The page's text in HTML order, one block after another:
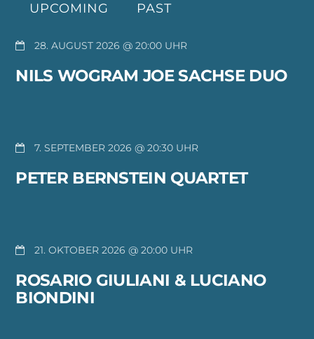
UPCOMING PAST
28. AUGUST 2026 @ 20:00
NILS WOGRAM JOE SACHSE DUO
7. SEPTEMBER 2026 @ 20:30
PETER BERNSTEIN QUARTET
21. OKTOBER 2026 @ 20:00
ROSARIO GIULIANI & LUCIANO
BIONDINI